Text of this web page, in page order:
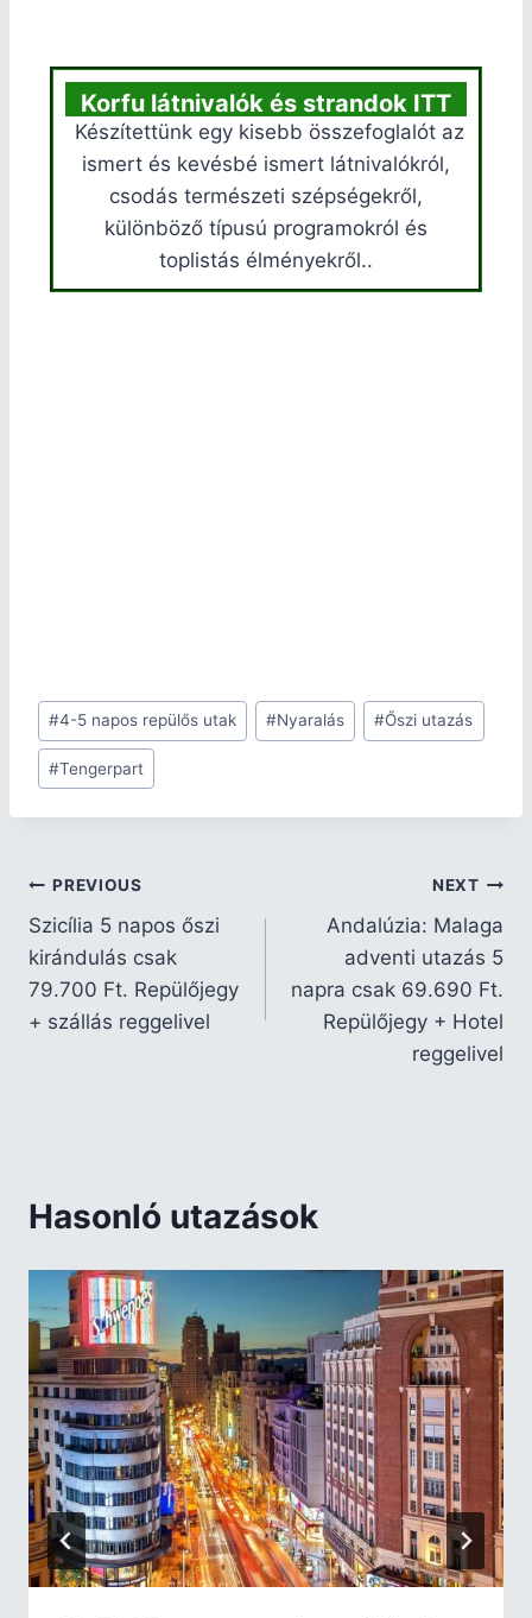
Korfu látnivalók és strandok ITT
Készítettünk egy kisebb összefoglalót az
ismert és kevésbé ismert látnivalókról,
csodás természeti szépségekről,
különböző típusú programokról és
toplistás élményekről..
#4-5 napos repülős utak #Nyaralás #Őszi utazás
#Tengerpart
PREVIOUS
Szicília 5 napos őszi
kirándulás csak
79.700 Ft. Repülőjegy
+ szállás reggelivel
NEXT
Andalúzia: Malaga
adventi utazás 5
napra csak 69.690 Ft.
Repülőjegy + Hotel
reggelivel
Hasonló utazások